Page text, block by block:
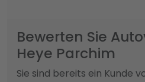
Bewerten Sie
Heye Parchim
Sie sind bereits ein Kunde